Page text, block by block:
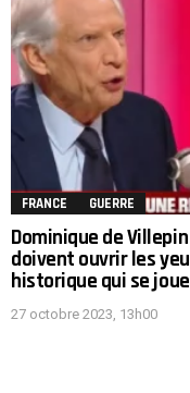
FRANCE GUERRE
Dominique de
doivent ouvrir les
historique qui se
27 octobre 2023, 13h00